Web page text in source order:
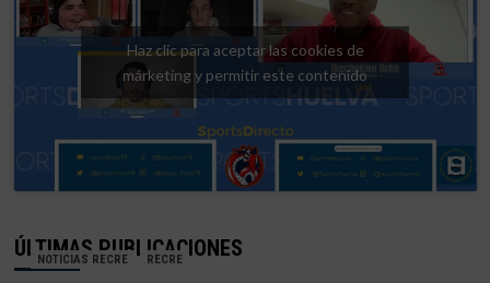
Haz clic para aceptar las cookies de
márketing y permitir este contenido
ÚLTIMAS PUBLICACIONES
NOTICIAS RECRE RECRE